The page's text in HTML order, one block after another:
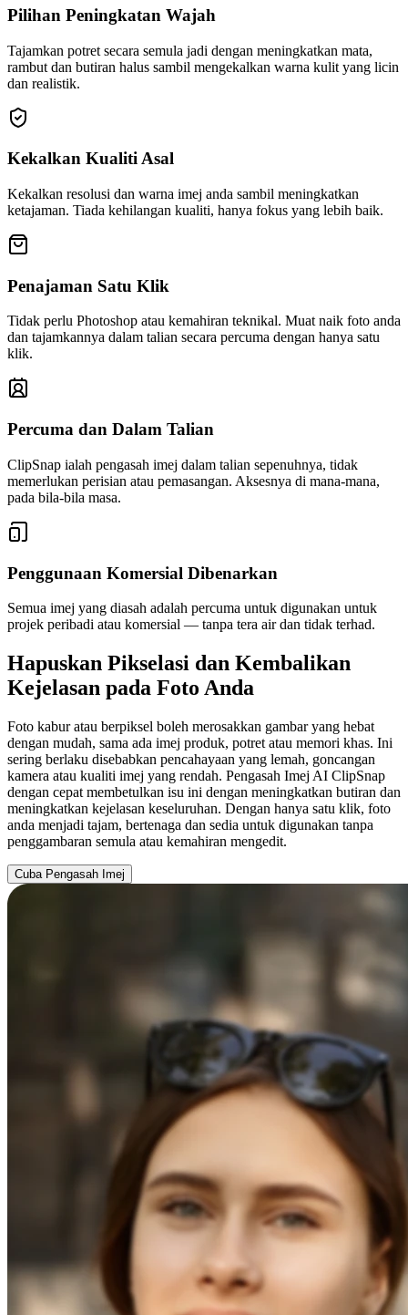
Pilihan Peningkatan Wajah
Tajamkan potret secara semula jadi dengan meningkatkan mata,
rambut dan butiran halus sambil mengekalkan warna kulit yang licin
dan realistik.
Kekalkan Kualiti Asal
Kekalkan resolusi dan warna imej anda sambil meningkatkan
ketajaman. Tiada kehilangan kualiti, hanya fokus yang lebih baik.
Penajaman Satu Klik
Tidak perlu Photoshop atau kemahiran teknikal. Muat naik foto anda
dan tajamkannya dalam talian secara percuma dengan hanya satu
klik.
Percuma dan Dalam Talian
ClipSnap ialah pengasah imej dalam talian sepenuhnya, tidak
memerlukan perisian atau pemasangan. Aksesnya di mana-mana,
pada bila-bila masa.
Penggunaan Komersial Dibenarkan
Semua imej yang diasah adalah percuma untuk digunakan untuk
projek peribadi atau komersial — tanpa tera air dan tidak terhad.
Hapuskan Pikselasi dan Kembalikan
Kejelasan pada Foto Anda
Foto kabur atau berpiksel boleh merosakkan gambar yang hebat
dengan mudah, sama ada imej produk, potret atau memori khas. Ini
sering berlaku disebabkan pencahayaan yang lemah, goncangan
kamera atau kualiti imej yang rendah. Pengasah Imej AI ClipSnap
dengan cepat membetulkan isu ini dengan meningkatkan butiran dan
meningkatkan kejelasan keseluruhan. Dengan hanya satu klik, foto
anda menjadi tajam, bertenaga dan sedia untuk digunakan tanpa
penggambaran semula atau kemahiran mengedit.
Cuba Pengasah Imej